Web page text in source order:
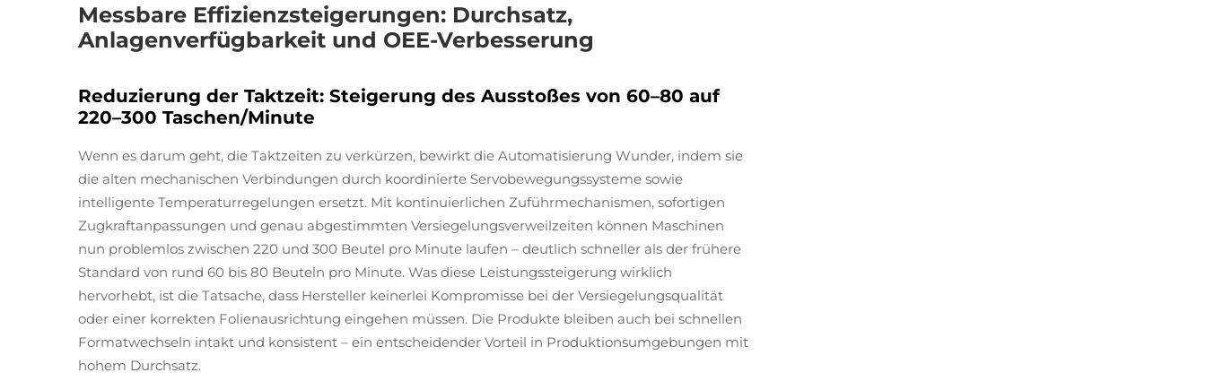
Messbare Effizienzsteigerungen: Durchsatz,
Anlagenverfügbarkeit und OEE-Verbesserung
Reduzierung der Taktzeit: Steigerung des Ausstoßes von 60–80 auf
220–300 Taschen/Minute
Wenn es darum geht, die Taktzeiten zu verkürzen, bewirkt die Automatisierung Wunder, indem sie
die alten mechanischen Verbindungen durch koordinierte Servobewegungssysteme sowie
intelligente Temperaturregelungen ersetzt. Mit kontinuierlichen Zuführmechanismen, sofortigen
Zugkraftanpassungen und genau abgestimmten Versiegelungsverweilzeiten können Maschinen
nun problemlos zwischen 220 und 300 Beutel pro Minute laufen – deutlich schneller als der frühere
Standard von rund 60 bis 80 Beuteln pro Minute. Was diese Leistungssteigerung wirklich
hervorhebt, ist die Tatsache, dass Hersteller keinerlei Kompromisse bei der Versiegelungsqualität
oder einer korrekten Folienausrichtung eingehen müssen. Die Produkte bleiben auch bei schnellen
Formatwechseln intakt und konsistent – ein entscheidender Vorteil in Produktionsumgebungen mit
hohem Durchsatz.